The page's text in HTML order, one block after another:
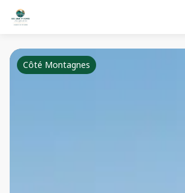
Côté Montagnes